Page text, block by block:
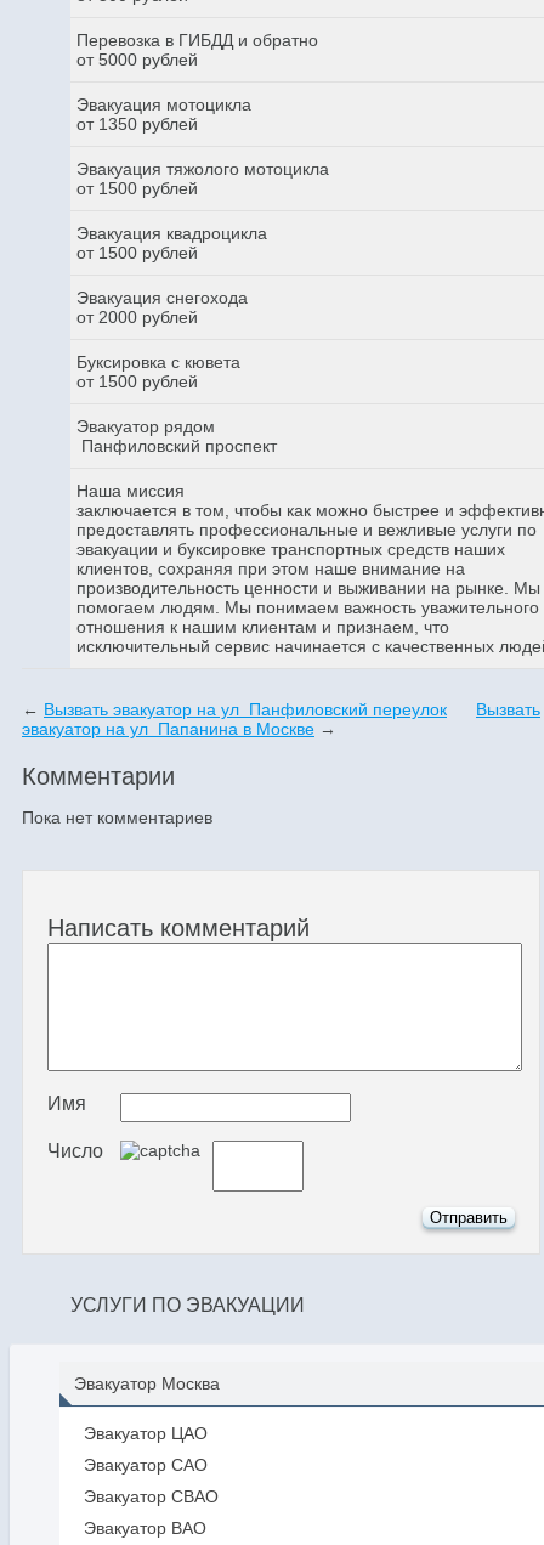
Перевозка в ГИБДД и обратно
от 5000 рублей
Эвакуация мотоцикла
от 1350 рублей
Эвакуация тяжолого мотоцикла
от 1500 рублей
Эвакуация квадроцикла
от 1500 рублей
Эвакуация снегохода
от 2000 рублей
Буксировка с кювета
от 1500 рублей
Эвакуатор рядом
Панфиловский проспект
Наша миссия
заключается в том, чтобы как можно быстрее и
предоставлять профессиональные и вежливые услуги по
эвакуации и буксировке транспортных средств наших
клиентов, сохраняя при этом наше внимание на
производительность ценности и выживании на рынке. Мы
помогаем людям. Мы понимаем важность уважительного
отношения к нашим клиентам и признаем, что
исключительный сервис начинается с качественных
← Вызвать эвакуатор на ул Панфиловский переулок
Вызвать
эвакуатор на ул Папанина в Москве →
Комментарии
Пока нет комментариев
Написать комментарий
Имя
Число
УСЛУГИ ПО ЭВАКУАЦИИ
Эвакуатор Москва
Эвакуатор ЦАО
Эвакуатор САО
Эвакуатор СВАО
Эвакуатор ВАО